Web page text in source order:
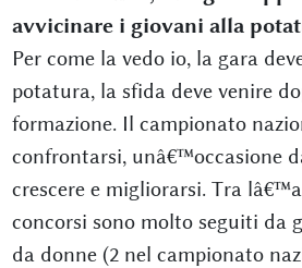
avvicinare i giovani alla
Per come la vedo io, la gara
potatura, la sfida deve venire
formazione. Il campionato
confrontarsi, unâ€™occasione
crescere e migliorarsi. Tra
concorsi sono molto seguiti da
da donne (2 nel campionato